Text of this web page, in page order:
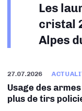
Les
cristal
Alpes
27.07.2026
Usage des
plus de tirs